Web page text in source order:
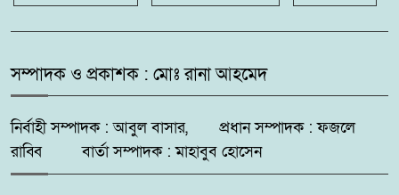
গঙ্গাচড়া থানায় মামলা না নেওয়ার
দাবিতে সংবাদ সম্মেলন
দুমকির আঙ্গারিয়ায় চেয়ারম্যান প্রার্থী
দেলোয়ার খানের মতবিনিময় সভা
৭
সম্পাদক ও প্রকাশক : মোঃ রানা আহমেদ
নির্বাহী সম্পাদক : আবুল বাসার, প্রধান সম্পাদক : ফজলে
রাব্বি বার্তা সম্পাদক : মাহাবুব হোসেন